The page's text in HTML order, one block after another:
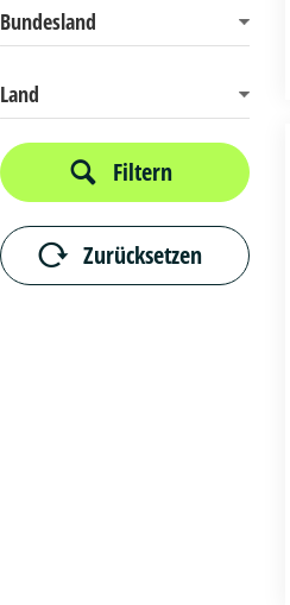
Bundesland
Land
Filtern
Zurücksetzen